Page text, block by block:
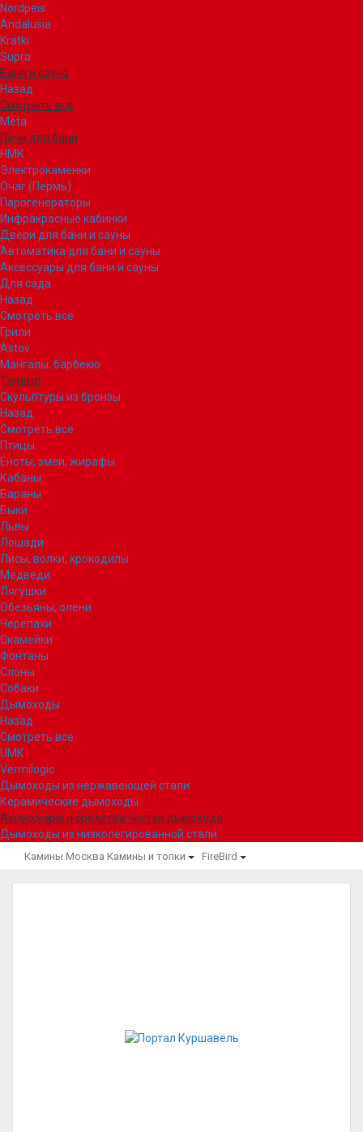
Nordpeis
Andalusia
Kratki
Supra
Баня и сауна
Назад
Смотреть все
Meta
Печи для бани
НМК
Электрокаменки
Очаг (Пермь)
Парогенераторы
Инфракрасные кабинки
Двери для бани и сауны
Автоматика для бани и сауны
Аксессуары для бани и сауны
Для сада
Назад
Смотреть все
Грили
Astov
Мангалы, барбекю
Тандыр
Скульптуры из бронзы
Назад
Смотреть все
Птицы
Еноты, змеи, жирафы
Кабаны
Бараны
Быки
Львы
Лошади
Лисы, волки, крокодилы
Медведи
Лягушки
Обезьяны, олени
Черепахи
Скамейки
Фонтаны
Слоны
Собаки
Дымоходы
Назад
Смотреть все
UMK
Vermilogic
Дымоходы из нержавеющей стали
Керамические дымоходы
Аксессуары и средства чистки дымохода
Дымоходы из низколегированной стали
Камины Москва Камины и топки FireBird